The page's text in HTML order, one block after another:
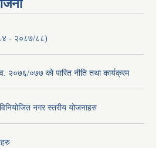
८४ - २०८७/८८)
२०७६/०७७ को पारित नीति तथा कार्यक्रम
नगर स्तरीय योजनाहरु